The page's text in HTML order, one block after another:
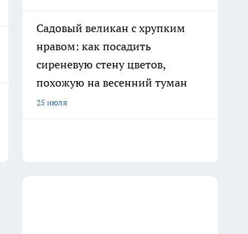
Садовый великан с хрупким
нравом: как посадить
сиреневую стену цветов,
похожую на весенний туман
25 июля